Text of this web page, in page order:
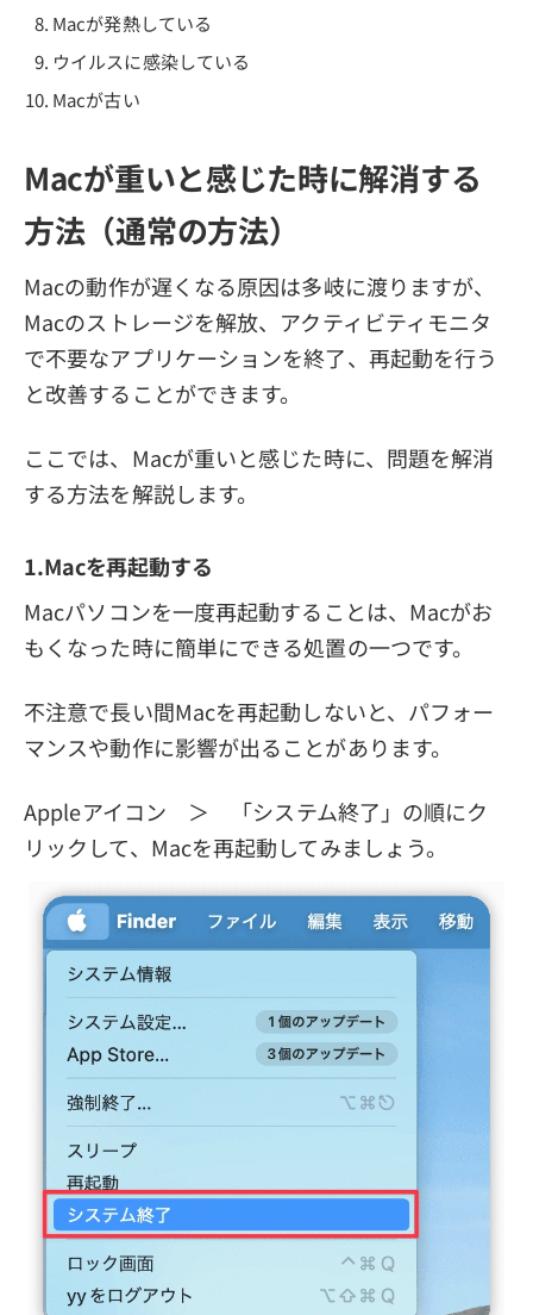
Macが発熱している
ウイルスに感染している
Macが古い
Macが重いと感じた時に解消する
方法（通常の方法）
Macの動作が遅くなる原因は多岐に渡りますが、
Macのストレージを解放、アクティビティモニタ
で不要なアプリケーションを終了、再起動を行う
と改善することができます。
ここでは、Macが重いと感じた時に、問題を解消
する方法を解説します。
1.Macを再起動する
Macパソコンを一度再起動することは、Macがお
もくなった時に簡単にできる処置の一つです。
不注意で長い間Macを再起動しないと、パフォー
マンスや動作に影響が出ることがあります。
Appleアイコン ＞ 「システム終了」の順にク
リックして、Macを再起動してみましょう。